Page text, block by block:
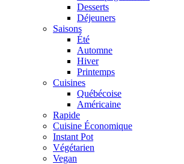
Desserts
Déjeuners
Saisons
Été
Automne
Hiver
Printemps
Cuisines
Québécoise
Américaine
Rapide
Cuisine Économique
Instant Pot
Végétarien
Vegan